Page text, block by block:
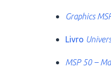
Graphics
Livro
MSP 50 –